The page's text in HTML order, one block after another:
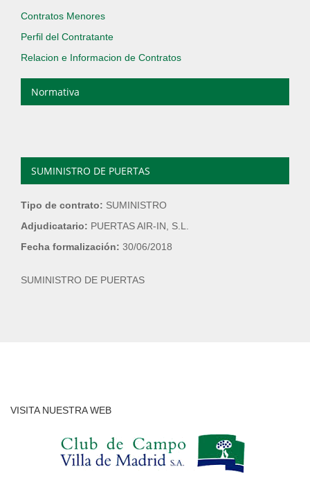
Contratos Menores
Perfil del Contratante
Relacion e Informacion de Contratos
Normativa
SUMINISTRO DE PUERTAS
Tipo de contrato: SUMINISTRO
Adjudicatario: PUERTAS AIR-IN, S.L.
Fecha formalización: 30/06/2018
SUMINISTRO DE PUERTAS
VISITA NUESTRA WEB